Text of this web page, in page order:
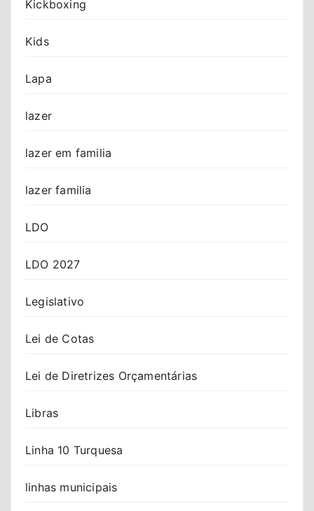
Kickboxing
Kids
Lapa
lazer
lazer em familia
lazer familia
LDO
LDO 2027
Legislativo
Lei de Cotas
Lei de Diretrizes Orçamentárias
Libras
Linha 10 Turquesa
linhas municipais